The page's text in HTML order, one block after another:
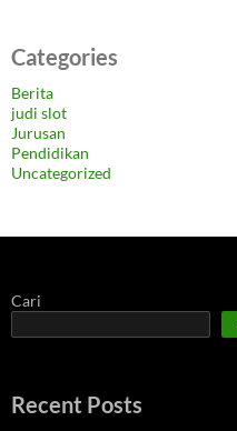
Categories
Berita
judi slot
Jurusan
Pendidikan
Uncategorized
Cari
Recent Posts